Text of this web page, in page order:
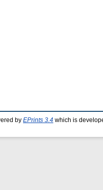
by EPrints 3.4 which is